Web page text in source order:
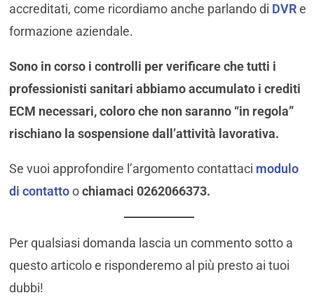
accreditati, come ricordiamo anche parlando di DVRe
formazione aziendale.
Sono in corso i controlli per verificare che tutti i
professionisti sanitari abbiamo accumulato i crediti
ECM necessari, coloro che non saranno “in regola”
rischiano la sospensione dall’attività lavorativa.
Se vuoi approfondire l’argomento contattaci modulo
di contattoochiamaci 0262066373.
Per qualsiasi domanda lascia un commento sotto a
questo articolo e risponderemo al più presto ai tuoi
dubbi!